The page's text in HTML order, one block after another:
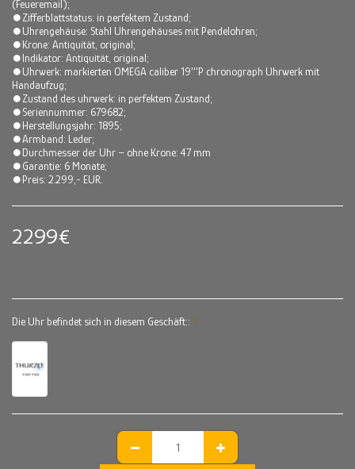
(Feueremail);
⏺Zifferblattstatus: in perfektem Zustand;
⏺Uhrengehäuse: Stahl Uhrengehäuses mit Pendelohren;
⏺Krone: Antiquität, original;
⏺Indikator: Antiquität, original;
⏺Uhrwerk: markierten OMEGA caliber 19'''P chronograph Uhrwerk mit
Handaufzug;
⏺Zustand des uhrwerk: in perfektem Zustand;
⏺Seriennummer: 679682;
⏺Herstellungsjahr: 1895;
⏺Armband: Leder;
⏺Durchmesser der Uhr – ohne Krone: 47 mm
⏺Garantie: 6 Monate;
⏺Preis: 2.299,- EUR.
2299€
Die Uhr befindet sich in diesem Geschäft:: *